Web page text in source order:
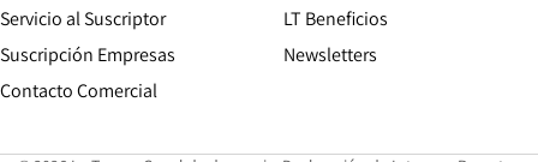
Servicio al Suscriptor
Suscripción Empresas
Contacto Comercial
LT Beneficios
Newsletters